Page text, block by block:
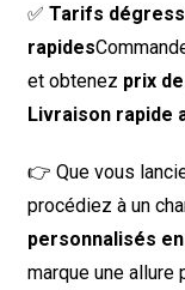
✅ Tarifs
rapides
et obtenez prix
Livraison rapide
👉 Que vous
procédiez à un
personnalisés
marque une